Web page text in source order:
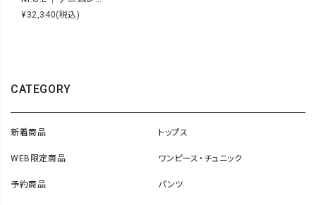
¥32,340(税込)
CATEGORY
新着商品
WEB限定商品
予約商品
トップス
ワンピース・チュニック
パンツ